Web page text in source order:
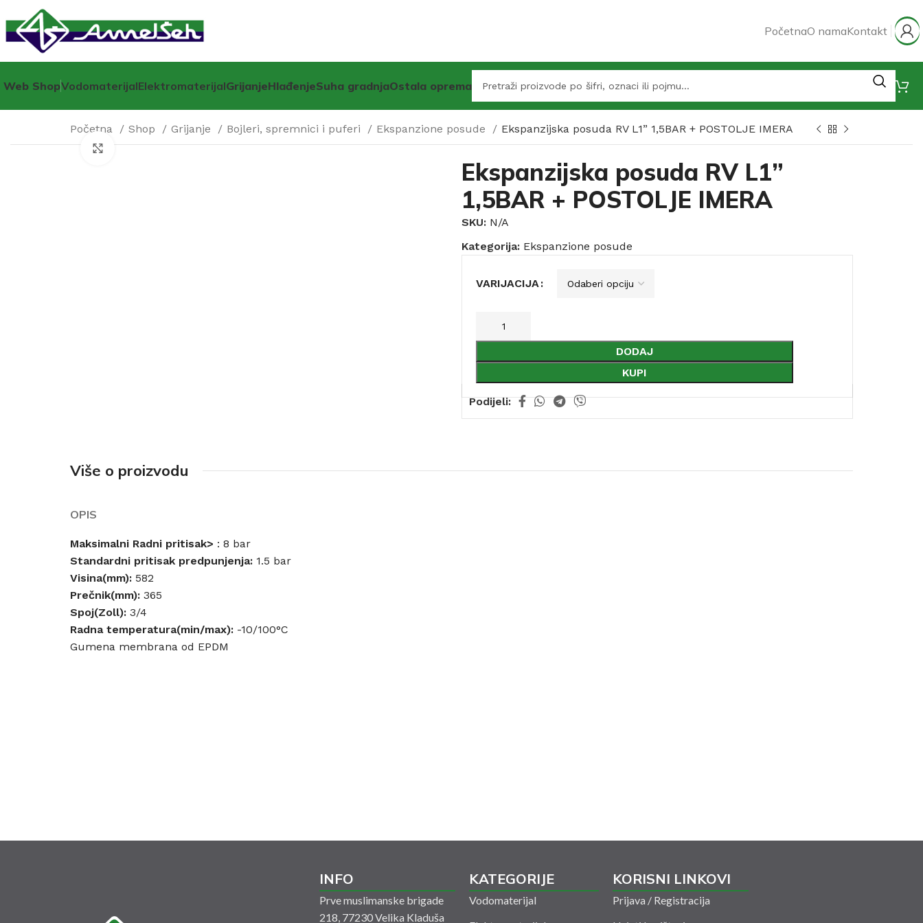
PočetnaO namaKontakt
Web ShopVodomaterijalElektromaterijalGrijanjeHlađenjeSuha gradnjaOstala oprema
Početna Shop Grijanje Bojleri, spremnici i puferi Ekspanzione posude Ekspanzijska posuda RV L1” 1,5BAR + POSTOLJE IMERA
Click to enlarge
Ekspanzijska posuda RV L1”
1,5BAR + POSTOLJE IMERA
SKU: N/A
Kategorija: Ekspanzione posude
VARIJACIJA
DODAJ
KUPI
Podijeli:
Više o proizvodu
OPIS
Maksimalni Radni pritisak> : 8 bar
Standardni pritisak predpunjenja: 1.5 bar
Visina(mm): 582
Prečnik(mm): 365
Spoj(Zoll): 3/4
Radna temperatura(min/max): -10/100°C
Gumena membrana od EPDM
INFO
Prve muslimanske brigade
218, 77230 Velika Kladuša
KATEGORIJE
Vodomaterijal
KORISNI LINKOVI
Prijava / Registracija